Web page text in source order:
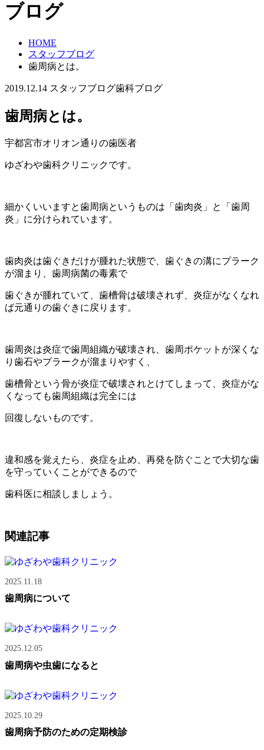
ブログ
HOME
スタッフブログ
歯周病とは。
2019.12.14 スタッフブログ歯科ブログ
歯周病とは。
宇都宮市オリオン通りの歯医者
ゆざわや歯科クリニックです。
細かくいいますと歯周病というものは「歯肉炎」と「歯周
炎」に分けられています。
歯肉炎は歯ぐきだけが腫れた状態で、歯ぐきの溝にプラーク
が溜まり、歯周病菌の毒素で
歯ぐきが腫れていて、歯槽骨は破壊されず、炎症がなくなれ
ば元通りの歯ぐきに戻ります。
歯周炎は炎症で歯周組織が破壊され、歯周ポケットが深くな
り歯石やプラークが溜まりやすく、
歯槽骨という骨が炎症で破壊されとけてしまって、炎症がな
くなっても歯周組織は完全には
回復しないものです。
違和感を覚えたら、炎症を止め、再発を防ぐことで大切な歯
を守っていくことができるので
歯科医に相談しましょう。
関連記事
2025.11.18
歯周病について
2025.12.05
歯周病や虫歯になると
2025.10.29
歯周病予防のための定期検診